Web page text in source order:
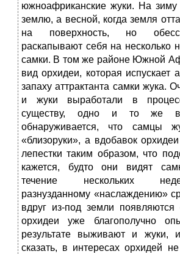
южноафриканские жуки. На
землю, а весной, когда земля
на поверхность, но
раскапывают себя на несколько
самки. В том же районе Южной
вид орхидеи, которая испускает
запаху аттрактанта самки жука.
и жуки выработали в
существу, одно и то же
обнаруживается, что самцы
«близоруки», а вдобавок
лепестки таким образом, что
кажется, будто они видят
течение нескольких
разнузданному «наслаждению»
вдруг из-под земли
орхидеи уже благополучно
результате выживают и жуки,
сказать, в интересах орхидей